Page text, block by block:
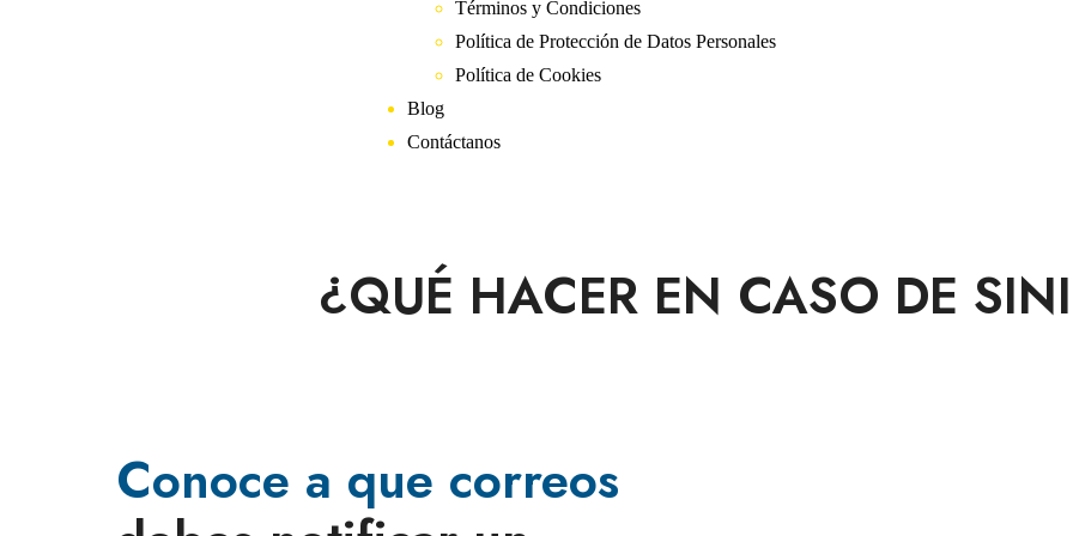
Términos y Condiciones
Política de Protección de Datos Personales
Política de Cookies
Blog
Contáctanos
¿QUÉ HACER EN CASO DE
Conoce a que correos